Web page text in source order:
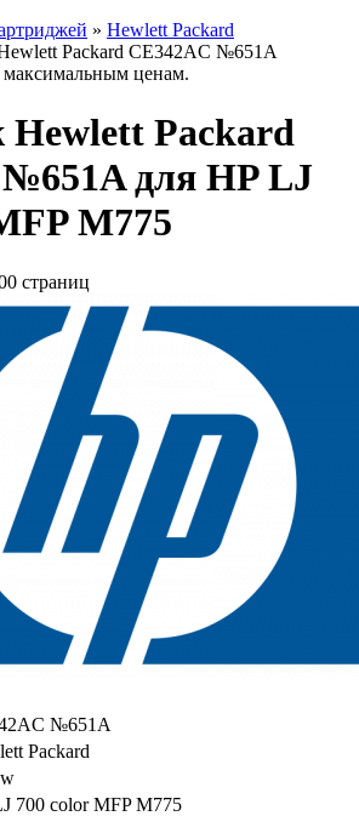
» Hewlett Packard
Packard CE342AC №651A
ценам.
Packard
для HP LJ
M775
страниц
№651A
Packard
700 color MFP M775